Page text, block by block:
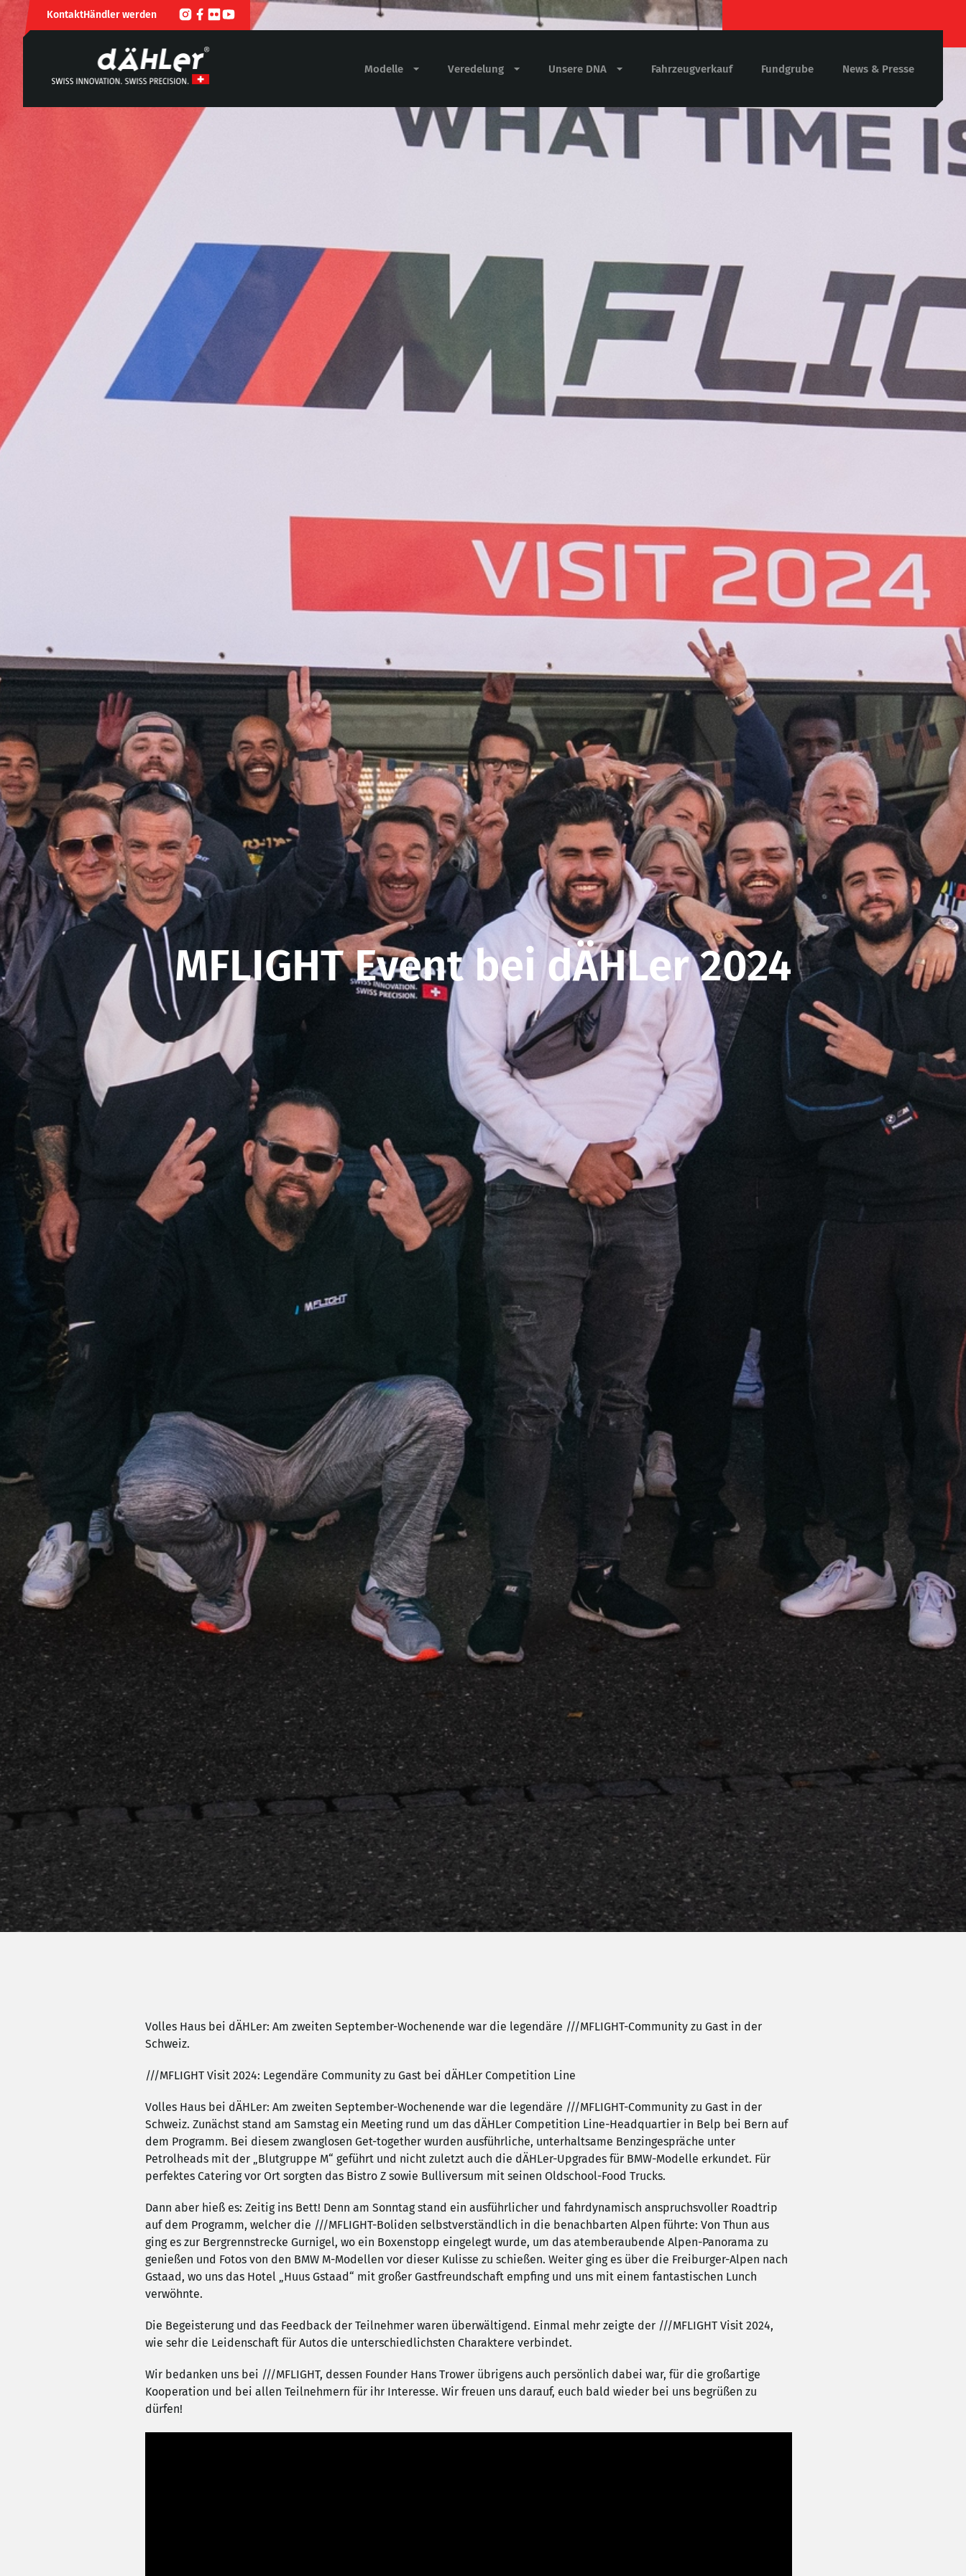
KontaktHändler werden
Modelle Veredelung Unsere DNA Fahrzeugverkauf Fundgrube News & Presse
MFLIGHT Event bei dÄHLer 2024
Volles Haus bei dÄHLer: Am zweiten September-Wochenende war die legendäre ///MFLIGHT-Community zu Gast in der
Schweiz.
///MFLIGHT Visit 2024: Legendäre Community zu Gast bei dÄHLer Competition Line
Volles Haus bei dÄHLer: Am zweiten September-Wochenende war die legendäre ///MFLIGHT-Community zu Gast in der
Schweiz. Zunächst stand am Samstag ein Meeting rund um das dÄHLer Competition Line-Headquartier in Belp bei Bern auf
dem Programm. Bei diesem zwanglosen Get-together wurden ausführliche, unterhaltsame Benzingespräche unter
Petrolheads mit der „Blutgruppe M“ geführt und nicht zuletzt auch die dÄHLer-Upgrades für BMW-Modelle erkundet. Für
perfektes Catering vor Ort sorgten das Bistro Z sowie Bulliversum mit seinen Oldschool-Food Trucks.
Dann aber hieß es: Zeitig ins Bett! Denn am Sonntag stand ein ausführlicher und fahrdynamisch anspruchsvoller Roadtrip
auf dem Programm, welcher die ///MFLIGHT-Boliden selbstverständlich in die benachbarten Alpen führte: Von Thun aus
ging es zur Bergrennstrecke Gurnigel, wo ein Boxenstopp eingelegt wurde, um das atemberaubende Alpen-Panorama zu
genießen und Fotos von den BMW M-Modellen vor dieser Kulisse zu schießen. Weiter ging es über die Freiburger-Alpen nach
Gstaad, wo uns das Hotel „Huus Gstaad“ mit großer Gastfreundschaft empfing und uns mit einem fantastischen Lunch
verwöhnte.
Die Begeisterung und das Feedback der Teilnehmer waren überwältigend. Einmal mehr zeigte der ///MFLIGHT Visit 2024,
wie sehr die Leidenschaft für Autos die unterschiedlichsten Charaktere verbindet.
Wir bedanken uns bei ///MFLIGHT, dessen Founder Hans Trower übrigens auch persönlich dabei war, für die großartige
Kooperation und bei allen Teilnehmern für ihr Interesse. Wir freuen uns darauf, euch bald wieder bei uns begrüßen zu
dürfen!